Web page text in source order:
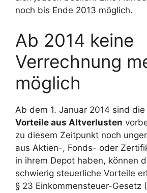
noch bis Ende 2013 möglich.
Ab 2014 keine
Verrechnung
möglich
Ab dem 1. Januar 2014 sind die
Vorteile aus Altverlusten
zu diesem Zeitpunkt noch
aus Aktien-, Fonds- oder
in ihrem Depot haben, können
schwierig steuerliche Vorteile
§ 23 Einkommensteuer-Gesetz